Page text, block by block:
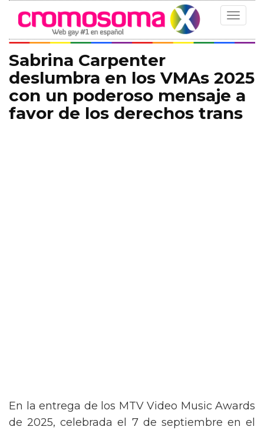
Toggle
Sabrina Carpenter
deslumbra en los VMAs 2025
con un poderoso mensaje a
favor de los derechos trans
En la entrega de los MTV Video Music Awards
de 2025, celebrada el 7 de septiembre en el